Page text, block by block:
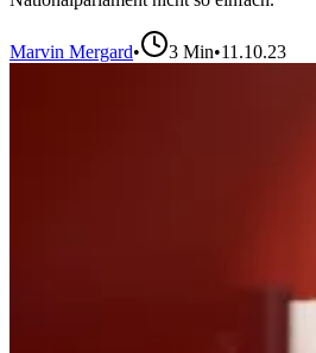
Marvin Mergard• 3 Min•11.10.23